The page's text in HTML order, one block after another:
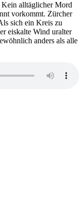
kalte
Zeit
Kein alltäglicher Mord
vorkommt. Zürcher
sich ein Kreis zu
eiskalte Wind uralter
anders als alle